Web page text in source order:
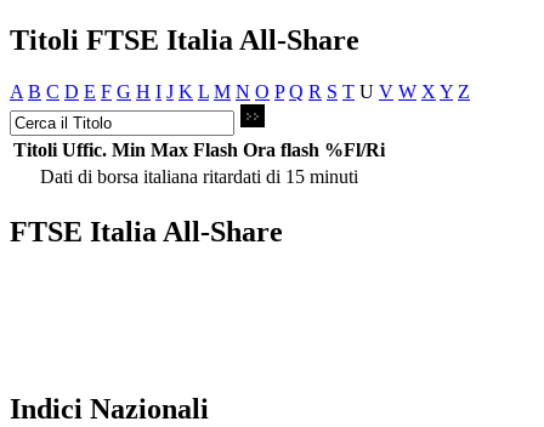
Titoli FTSE Italia All-Share
A B C D E F G H I J K L M N O P Q R S T U V W X Y Z
Titoli Uffic. Min Max Flash Ora flash %Fl/Ri
Dati di borsa italiana ritardati di 15 minuti
FTSE Italia All-Share
Indici Nazionali